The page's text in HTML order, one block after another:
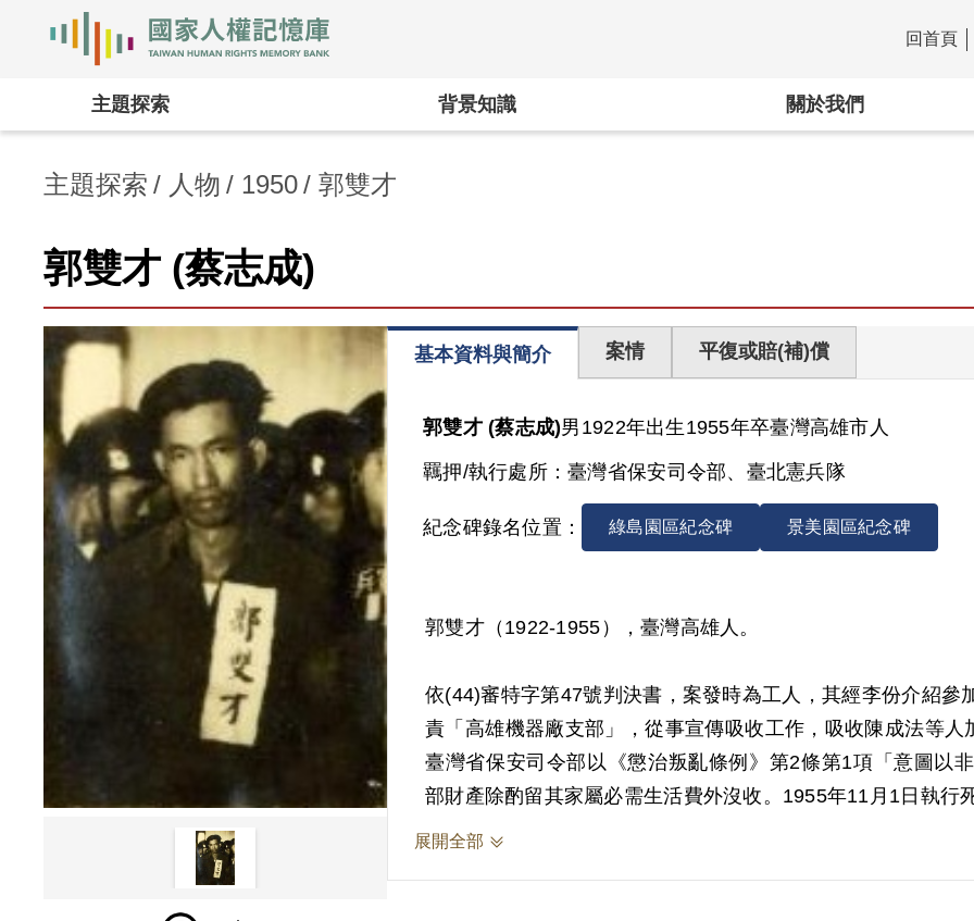
:::
回首頁
主題探索 背景知識 關於我們
主題探索 人物 1950 郭雙才
郭雙才 (蔡志成)
基本資料與簡介 案情 平復或賠(補)償
郭雙才 (蔡志成)男 1922年出生 1955年卒臺灣高雄市人
羈押/執行處所：臺灣省保安司令部、臺北憲兵隊
紀念碑錄名位置： 綠島園區紀念碑 景美園區紀念碑
郭雙才（1922-1955），臺灣高雄人。
依(44)審特字第47號判決書，案發時為工人，其經李份介紹參
責「高雄機器廠支部」，從事宣傳吸收工作，吸收陳成法等
臺灣省保安司令部以《懲治叛亂條例》第2條第1項「意圖以
部財產除酌留其家屬必需生活費外沒收。1955年11月1日執行死
展開全部